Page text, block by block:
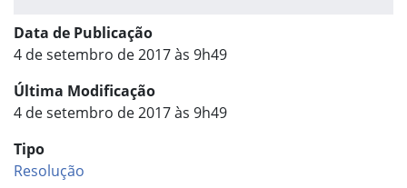
Data de Publicação
4 de setembro de 2017 às 9h49
Última Modificação
4 de setembro de 2017 às 9h49
Tipo
Resolução